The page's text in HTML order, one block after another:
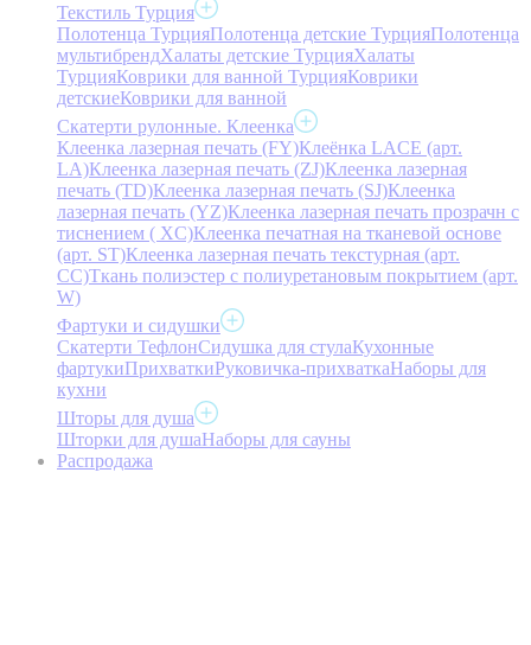
Текстиль Турция
Полотенца ТурцияПолотенца детские ТурцияПолотенца
мультибрендХалаты детские ТурцияХалаты
ТурцияКоврики для ванной ТурцияКоврики
детскиеКоврики для ванной
Скатерти рулонные. Клеенка
Клеенка лазерная печать (FY)Клеёнка LACE (арт.
LA)Клеенка лазерная печать (ZJ)Клеенка лазерная
печать (TD)Клеенка лазерная печать (SJ)Клеенка
лазерная печать (YZ)Клеенка лазерная печать прозрачн с
тиснением ( XC)Клеенка печатная на тканевой основе
(арт. ST)Клеенка лазерная печать текстурная (арт.
CC)Ткань полиэстер с полиуретановым покрытием (арт.
W)
Фартуки и сидушки
Скатерти ТефлонСидушка для стулаКухонные
фартукиПрихваткиРуковичка-прихваткаНаборы для
кухни
Шторы для душа
Шторки для душаНаборы для сауны
Распродажа